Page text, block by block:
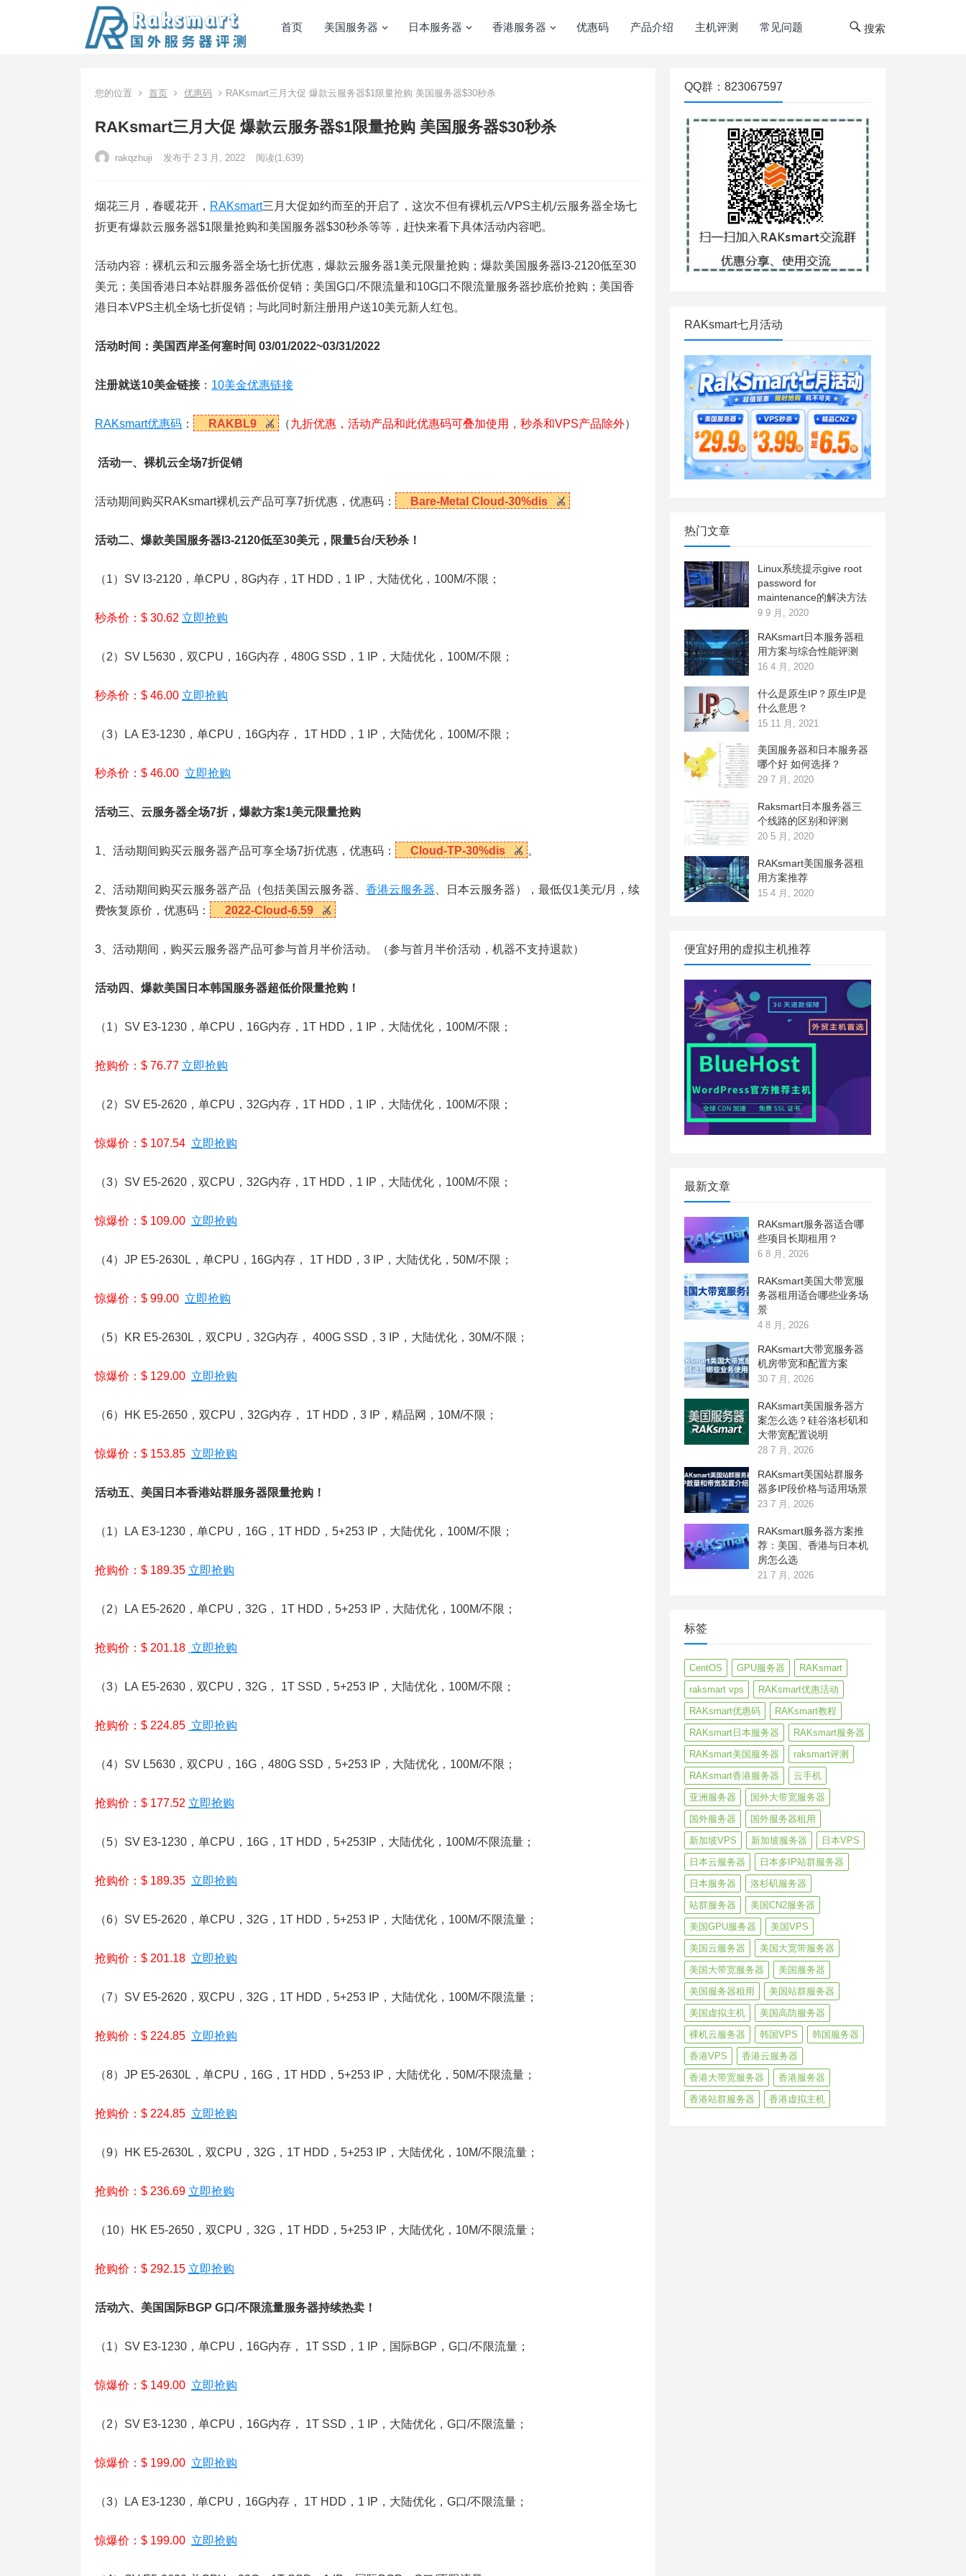
首页 美国服务器 日本服务器 香港服务器 优惠码 产品介绍 主机评测 常见问题 搜索
您的位置 首页 优惠码 RAKsmart三月大促 爆款云服务器$1限量抢购 美国服务器$30秒杀
RAKsmart三月大促 爆款云服务器$1限量抢购 美国服务器$30秒杀
rakqzhuji 发布于 2 3 月, 2022 阅读(1,639)
烟花三月，春暖花开， RAKsmart三月大促如约而至的开启了，这次不但有裸机云/VPS主机/云服务器全场七
折更有爆款云服务器$1限量抢购和美国服务器$30秒杀等等，赶快来看下具体活动内容吧。
活动内容：裸机云和云服务器全场七折优惠，爆款云服务器1美元限量抢购；爆款美国服务器I3-2120低至30
美元；美国香港日本站群服务器低价促销；美国G口/不限流量和10G口不限流量服务器抄底价抢购；美国香
港日本VPS主机全场七折促销；与此同时新注册用户送10美元新人红包。
活动时间：美国西岸圣何塞时间 03/01/2022~03/31/2022
注册就送10美金链接： 10美金优惠链接
RAKsmart优惠码 ： RAKBL9 （九折优惠，活动产品和此优惠码可叠加使用，秒杀和VPS产品除外）
活动一、裸机云全场7折促销
活动期间购买RAKsmart裸机云产品可享7折优惠，优惠码： Bare-Metal Cloud-30%dis
活动二、爆款美国服务器I3-2120低至30美元，限量5台/天秒杀！
（1）SV I3-2120，单CPU，8G内存，1T HDD，1 IP，大陆优化，100M/不限；
秒杀价：$ 30.62 立即抢购
（2）SV L5630，双CPU，16G内存，480G SSD，1 IP，大陆优化，100M/不限；
秒杀价：$ 46.00 立即抢购
（3）LA E3-1230，单CPU，16G内存， 1T HDD，1 IP，大陆优化，100M/不限；
秒杀价：$ 46.00 立即抢购
活动三、云服务器全场7折，爆款方案1美元限量抢购
1、活动期间购买云服务器产品可享全场7折优惠，优惠码： Cloud-TP-30%dis 。
2、活动期间购买云服务器产品（包括美国云服务器、 香港云服务器 、日本云服务器），最低仅1美元/月，续
费恢复原价，优惠码：
2022-Cloud-6.59
3、活动期间，购买云服务器产品可参与首月半价活动。（参与首月半价活动，机器不支持退款）
活动四、爆款美国日本韩国服务器超低价限量抢购！
（1）SV E3-1230，单CPU，16G内存，1T HDD，1 IP，大陆优化，100M/不限；
抢购价：$ 76.77 立即抢购
（2）SV E5-2620，单CPU，32G内存，1T HDD，1 IP，大陆优化，100M/不限；
惊爆价：$ 107.54 立即抢购
（3）SV E5-2620，双CPU，32G内存，1T HDD，1 IP，大陆优化，100M/不限；
惊爆价：$ 109.00 立即抢购
（4）JP E5-2630L，单CPU，16G内存， 1T HDD，3 IP，大陆优化，50M/不限；
惊爆价：$ 99.00 立即抢购
（5）KR E5-2630L，双CPU，32G内存， 400G SSD，3 IP，大陆优化，30M/不限；
惊爆价：$ 129.00 立即抢购
（6）HK E5-2650，双CPU，32G内存， 1T HDD，3 IP，精品网，10M/不限；
惊爆价：$ 153.85 立即抢购
活动五、美国日本香港站群服务器限量抢购！
（1）LA E3-1230，单CPU，16G，1T HDD，5+253 IP，大陆优化，100M/不限；
抢购价：$ 189.35 立即抢购
（2）LA E5-2620，单CPU，32G， 1T HDD，5+253 IP，大陆优化，100M/不限；
抢购价：$ 201.18 立即抢购
（3）LA E5-2630，双CPU，32G， 1T SSD，5+253 IP，大陆优化，100M/不限；
抢购价：$ 224.85 立即抢购
（4）SV L5630，双CPU，16G，480G SSD，5+253 IP，大陆优化，100M/不限；
抢购价：$ 177.52 立即抢购
（5）SV E3-1230，单CPU，16G，1T HDD，5+253IP，大陆优化，100M/不限流量；
抢购价：$ 189.35 立即抢购
（6）SV E5-2620，单CPU，32G，1T HDD，5+253 IP，大陆优化，100M/不限流量；
抢购价：$ 201.18 立即抢购
（7）SV E5-2620，双CPU，32G，1T HDD，5+253 IP，大陆优化，100M/不限流量；
抢购价：$ 224.85 立即抢购
（8）JP E5-2630L，单CPU，16G，1T HDD，5+253 IP，大陆优化，50M/不限流量；
抢购价：$ 224.85 立即抢购
（9）HK E5-2630L，双CPU，32G，1T HDD，5+253 IP，大陆优化，10M/不限流量；
抢购价：$ 236.69 立即抢购
（10）HK E5-2650，双CPU，32G，1T HDD，5+253 IP，大陆优化，10M/不限流量；
抢购价：$ 292.15 立即抢购
活动六、美国国际BGP G口/不限流量服务器持续热卖！
（1）SV E3-1230，单CPU，16G内存， 1T SSD，1 IP，国际BGP，G口/不限流量；
惊爆价：$ 149.00 立即抢购
（2）SV E3-1230，单CPU，16G内存， 1T SSD，1 IP，大陆优化，G口/不限流量；
惊爆价：$ 199.00 立即抢购
（3）LA E3-1230，单CPU，16G内存， 1T HDD，1 IP，大陆优化，G口/不限流量；
惊爆价：$ 199.00 立即抢购
QQ群：823067597
RAKsmart七月活动
热门文章
Linux系统提示give root
password for
maintenance的解决方法
9 9 月, 2020
RAKsmart日本服务器租
用方案与综合性能评测
16 4 月, 2020
什么是原生IP？原生IP是
什么意思？
15 11 月, 2021
美国服务器和日本服务器
哪个好 如何选择？
29 7 月, 2020
Raksmart日本服务器三
个线路的区别和评测
20 5 月, 2020
RAKsmart美国服务器租
用方案推荐
15 4 月, 2020
便宜好用的虚拟主机推荐
最新文章
RAKsmart服务器适合哪
些项目长期租用？
6 8 月, 2026
RAKsmart美国大带宽服
务器租用适合哪些业务场
景
4 8 月, 2026
RAKsmart大带宽服务器
机房带宽和配置方案
30 7 月, 2026
RAKsmart美国服务器方
案怎么选？硅谷洛杉矶和
大带宽配置说明
28 7 月, 2026
RAKsmart美国站群服务
器多IP段价格与适用场景
23 7 月, 2026
RAKsmart服务器方案推
荐：美国、香港与日本机
房怎么选
21 7 月, 2026
标签
CentOS GPU服务器
RAKsmart
raksmart vps
RAKsmart优惠活动
RAKsmart优惠码
RAKsmart教程
RAKsmart日本服务器
RAKsmart服务器
RAKsmart美国服务器
raksmart评测
RAKsmart香港服务器
云手机
亚洲服务器
国外大带宽服务器
国外服务器
国外服务器租用
新加坡VPS
新加坡服务器
日本VPS
日本云服务器
日本多IP站群服务器
日本服务器
洛杉矶服务器
站群服务器
美国CN2服务器
美国GPU服务器
美国VPS
美国云服务器
美国大宽带服务器
美国大带宽服务器
美国服务器
美国服务器租用
美国站群服务器
美国虚拟主机
美国高防服务器
裸机云服务器
韩国VPS
韩国服务器
香港VPS
香港云服务器
香港大带宽服务器
香港服务器
香港站群服务器
香港虚拟主机